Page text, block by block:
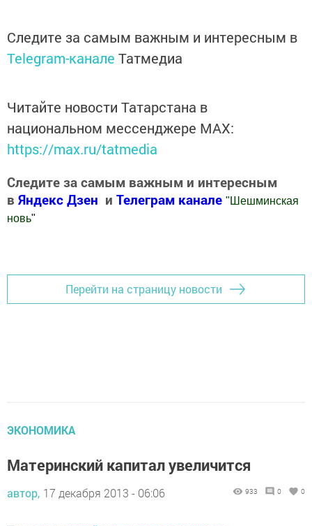
Следите за самым важным и интересным в
Telegram-канале Татмедиа
Читайте новости Татарстана в
национальном мессенджере MАХ:
https://max.ru/tatmedia
Следите за самым важным и интересным
в Яндекс Дзен и Телеграм канале " Шешминская
новь"
Перейти на страницу новости
ЭКОНОМИКА
Материнский капитал увеличится
автор, 17 декабря 2013 - 06:06 933 0 0